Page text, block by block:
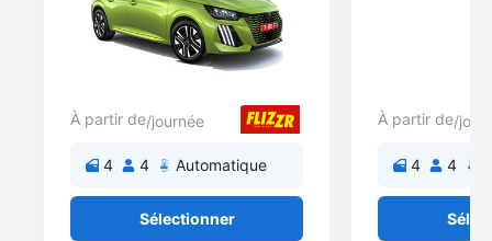
À partir de/journée
4 4 Automatique
Sélectionner
À partir de/
4 4